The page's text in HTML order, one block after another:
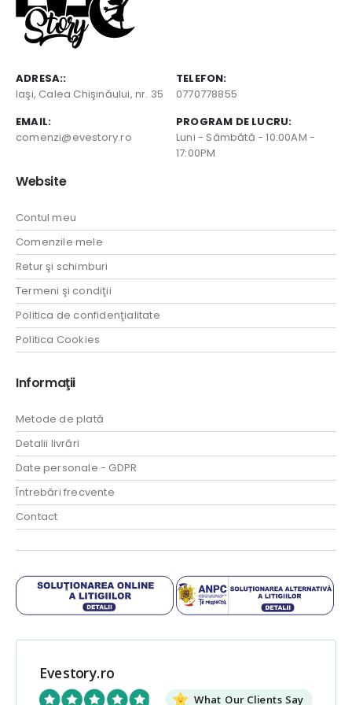
ADRESA::
Iaşi, Calea Chişinăului, nr. 35
TELEFON:
0770778855
EMAIL:
comenzi@evestory.ro
PROGRAM DE LUCRU:
Luni - Sâmbătă - 10:00AM -
17:00PM
Website
Contul meu
Comenzile mele
Retur şi schimburi
Termeni şi condiţii
Politica de confidenţialitate
Politica Cookies
Informaţii
Metode de plată
Detalii livrări
Date personale - GDPR
Întrebări frecvente
Contact
Evestory.ro
What Our Clients Say